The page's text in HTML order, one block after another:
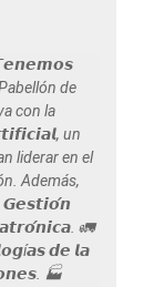
de
con la
un
liderar en el
Además,
𝙂𝙚𝙨𝙩𝙞𝙤́𝙣
🚛
𝙙𝙚 𝙡𝙖
🏭